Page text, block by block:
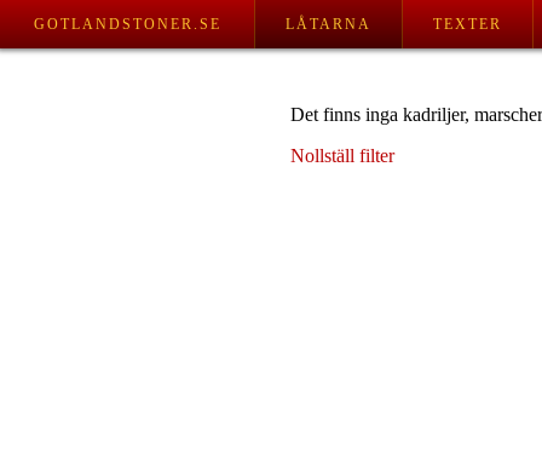
GOTLANDSTONER.SE LÅTARNA TEXTER
Det finns inga kadriljer,
Nollställ filter